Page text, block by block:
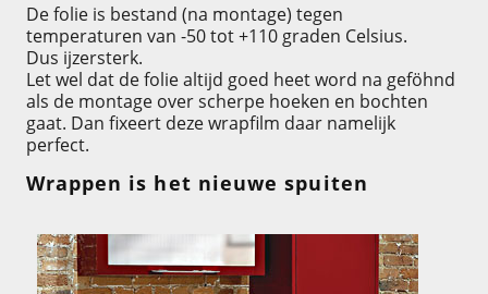
De folie is bestand (na montage) tegen
temperaturen van -50 tot +110 graden Celsius.
Dus ijzersterk.
Let wel dat de folie altijd goed heet word na geföhnd
als de montage over scherpe hoeken en bochten
gaat. Dan fixeert deze wrapfilm daar namelijk
perfect.
Wrappen is het nieuwe spuiten